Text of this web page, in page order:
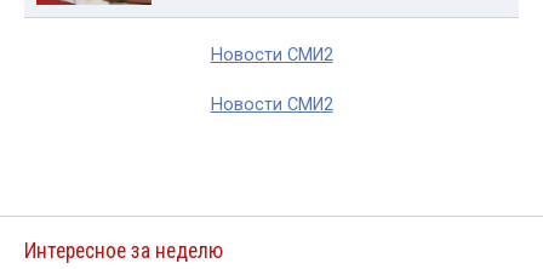
Новости СМИ2
Новости СМИ2
Интересное за неделю